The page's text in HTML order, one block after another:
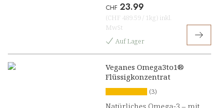
CHF 23.99
(CHF 489.59 / 1kg) inkl.
MwSt
Auf Lager
Veganes Omega3to1®
Flüssigkonzentrat
(3)